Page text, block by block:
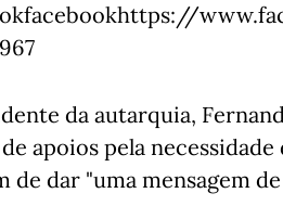
da autarquia,
apoios pela
de dar "uma mensagem